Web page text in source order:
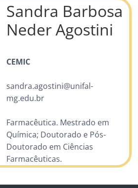
Sandra Barbosa
Neder Agostini
CEMIC
sandra.agostini@unifal-
mg.edu.br
Farmacêutica. Mestrado em
Química; Doutorado e Pós-
Doutorado em Ciências
Farmacêuticas.